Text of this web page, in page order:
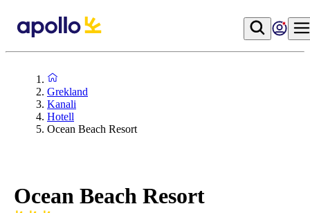
Grekland
Kanali
Hotell
Ocean Beach Resort
Ocean Beach Resort